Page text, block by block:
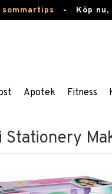
- Köp
Apotek Fitness
Stationery